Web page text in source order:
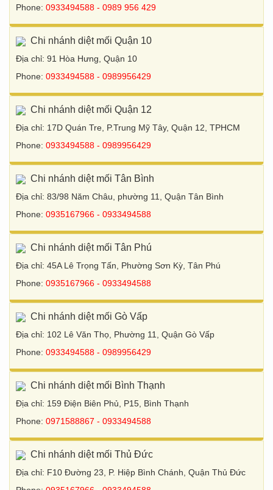
Phone: 0933494588 - 0989 956 429
Chi nhánh diệt mối Quận 10
Địa chỉ: 91 Hòa Hưng, Quận 10
Phone: 0933494588 - 0989956429
Chi nhánh diệt mối Quận 12
Địa chỉ: 17D Quán Tre, P.Trung Mỹ Tây, Quận 12, TPHCM
Phone: 0933494588 - 0989956429
Chi nhánh diệt mối Tân Bình
Địa chỉ: 83/98 Năm Châu, phường 11, Quận Tân Bình
Phone: 0935167966 - 0933494588
Chi nhánh diệt mối Tân Phú
Địa chỉ: 45A Lê Trọng Tấn, Phường Sơn Kỳ, Tân Phú
Phone: 0935167966 - 0933494588
Chi nhánh diệt mối Gò Vấp
Địa chỉ: 102 Lê Văn Thọ, Phường 11, Quận Gò Vấp
Phone: 0933494588 - 0989956429
Chi nhánh diệt mối Bình Thạnh
Địa chỉ: 159 Điện Biên Phủ, P15, Bình Thạnh
Phone: 0971588867 - 0933494588
Chi nhánh diệt mối Thủ Đức
Địa chỉ: F10 Đường 23, P. Hiệp Bình Chánh, Quận Thủ Đức